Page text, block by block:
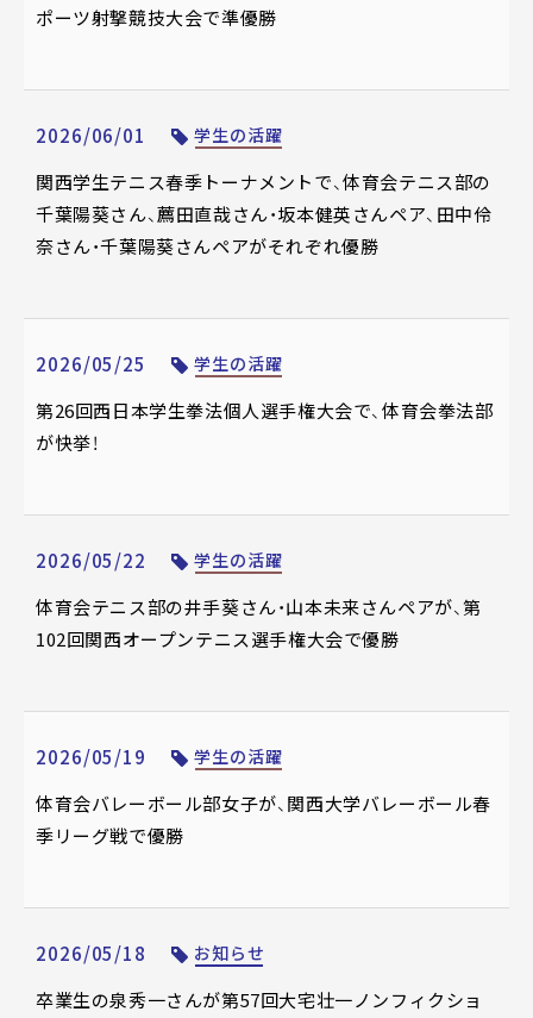
ポーツ射撃競技大会で準優勝
2026/06/01 学生の活躍
関西学生テニス春季トーナメントで、体育会テニス部の
千葉陽葵さん、薦田直哉さん・坂本健英さんペア、田中伶
奈さん・千葉陽葵さんペアがそれぞれ優勝
2026/05/25 学生の活躍
第26回西日本学生拳法個人選手権大会で、体育会拳法部
が快挙！
2026/05/22 学生の活躍
体育会テニス部の井手葵さん・山本未来さんペアが、第
102回関西オープンテニス選手権大会で優勝
2026/05/19 学生の活躍
体育会バレーボール部女子が、関西大学バレーボール春
季リーグ戦で優勝
2026/05/18 お知らせ
卒業生の泉秀一さんが第57回大宅壮一ノンフィクショ